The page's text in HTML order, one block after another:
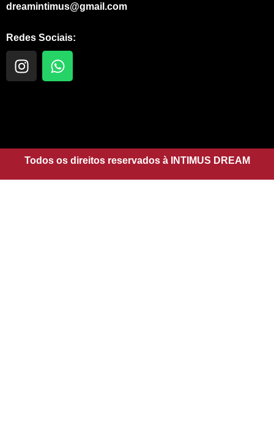
dreamintimus@gmail.com
Redes Sociais:
I
n
r
a
m
W
h
p
p
Todos os direitos reservados à INTIMUS DREAM